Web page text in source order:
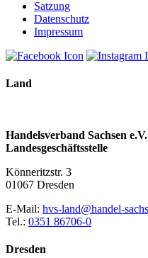
Satzung
Datenschutz
Impressum
Land
Handelsverband Sachsen e.V.
Landesgeschäftsstelle
Könneritzstr. 3
01067 Dresden
E-Mail: hvs-land@handel-
Tel.: 0351 86706-0
Dresden